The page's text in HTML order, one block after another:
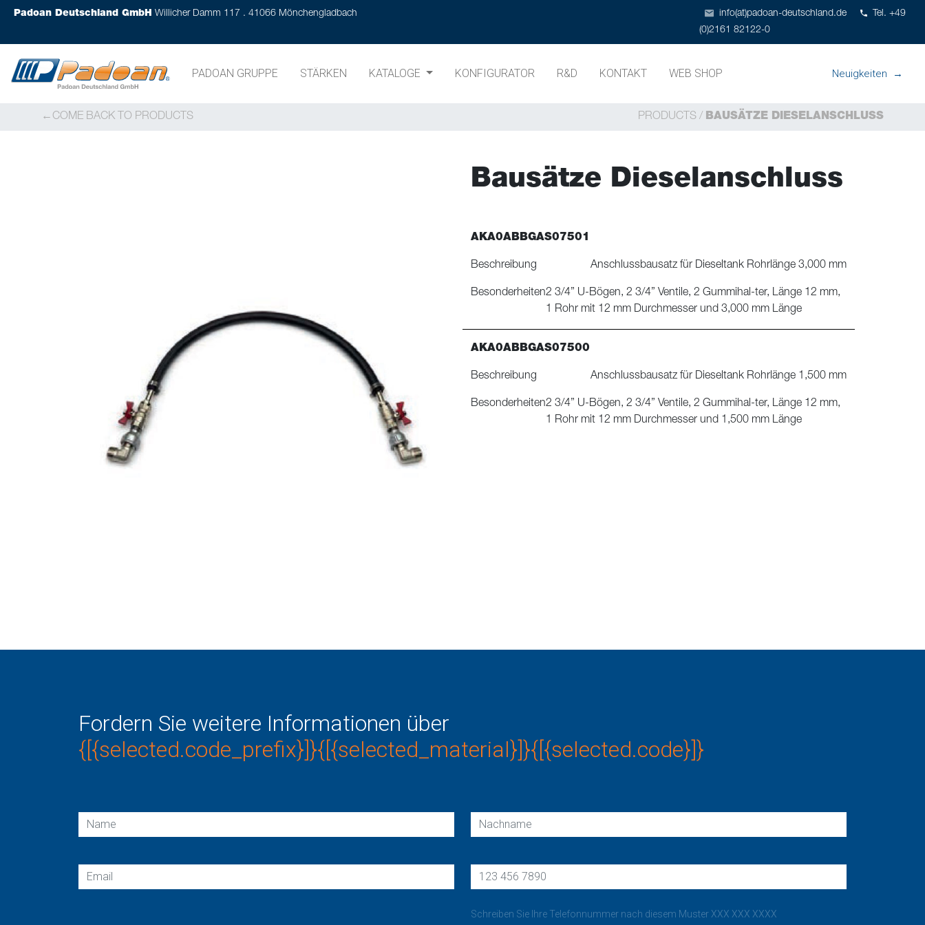
Padoan Deutschland GmbH Willicher Damm 117 . 41066 Mönchengladbach info(at)padoan-deutschland.de
Tel. +49
(0)2161 82122-0
PADOAN GRUPPE STÄRKEN KATALOGE KONFIGURATOR R&D KONTAKT WEB SHOP Neuigkeiten
COME BACK TO PRODUCTS PRODUCTS / BAUSÄTZE DIESELANSCHLUSS
Bausätze Dieselanschluss
AKA0ABBGAS07501
Beschreibung Anschlussbausatz für Dieseltank Rohrlänge 3,000 mm
Besonderheiten2 3/4” U-Bögen, 2 3/4” Ventile, 2 Gummihal-ter, Länge 12 mm,
1 Rohr mit 12 mm Durchmesser und 3,000 mm Länge
AKA0ABBGAS07500
Beschreibung Anschlussbausatz für Dieseltank Rohrlänge 1,500 mm
Besonderheiten2 3/4” U-Bögen, 2 3/4” Ventile, 2 Gummihal-ter, Länge 12 mm,
1 Rohr mit 12 mm Durchmesser und 1,500 mm Länge
Fordern Sie weitere Informationen über
{[{selected.code_prefix}]}{[{selected_material}]}{[{selected.code}]}
Schreiben Sie Ihre Telefonnummer nach diesem Muster XXX XXX XXXX